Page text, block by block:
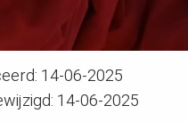
14-06-2025
14-06-2025